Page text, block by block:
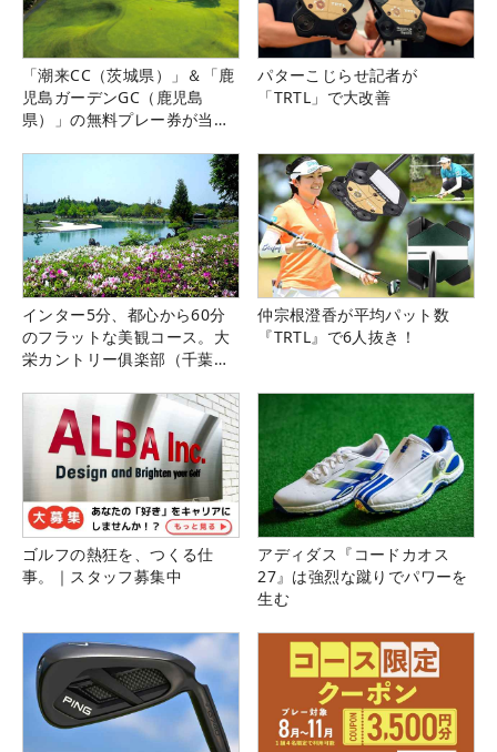
「潮来CC（茨城県）」＆「鹿
児島ガーデンGC（鹿児島
県）」の無料プレー券が当た
パターこじらせ記者が
「TRTL」で大改善
インター5分、都心から60分
のフラットな美観コース。大
栄カントリー俱楽部（千葉
仲宗根澄香が平均パット数
『TRTL』で6人抜き！
ゴルフの熱狂を、つくる仕
事。｜スタッフ募集中
アディダス『コードカオス
27』は強烈な蹴りでパワーを
生む